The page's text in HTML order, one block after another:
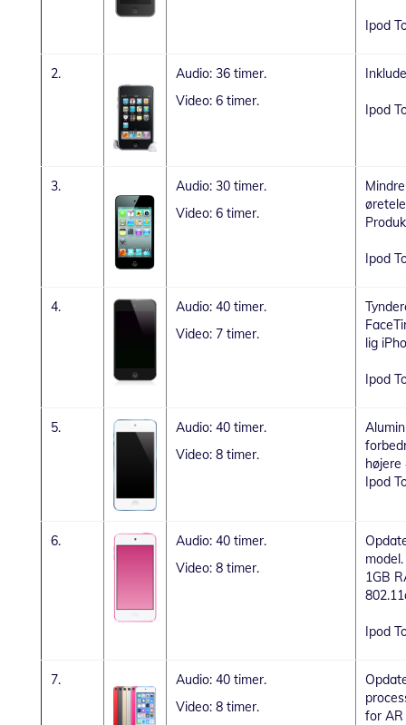
Ipod
2.
Audio: 36 timer.
Video: 6 timer.
Ipod
3.
Audio: 30 timer.
Video: 6 timer.
Ipod
4.
Audio: 40 timer.
Video: 7 timer.
lig
Ipod
5.
Audio: 40 timer.
Video: 8 timer.
højere
Ipod
6.
Audio: 40 timer.
Video: 8 timer.
1GB
Ipod
7.
Audio: 40 timer.
Video: 8 timer.
for AR